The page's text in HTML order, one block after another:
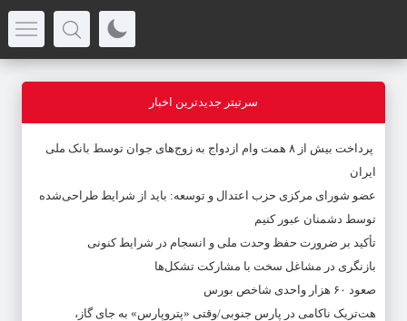
سرتیتر جدیدترین اخبار
پرداخت بیش از ۸ همت وام ازدواج به زوج‌های جوان توسط بانک ملی
ایران
عضو شورای مرکزی حزب اعتدال و توسعه: باید از شرایط طراحی‌شده
توسط دشمنان عبور کنیم
تأکید بر ضرورت حفظ وحدت ملی و انسجام در شرایط کنونی
بازنگری در مشاغل سخت با مشارکت تشکل‌ها
صعود ۶۰ هزار واحدی شاخص بورس
هت‌تریک ناکامی در پارس جنوبی/وقتی «پتروپارس» به جای گاز،